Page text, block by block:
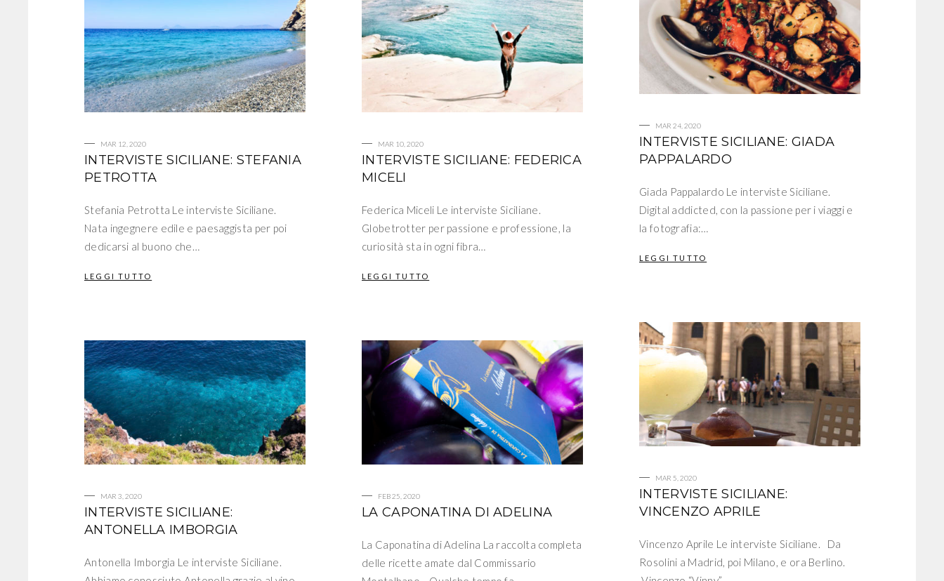
MAR 24, 2020
INTERVISTE SICILIANE: GIADA
PAPPALARDO
Giada Pappalardo Le interviste Siciliane.
Digital addicted, con la passione per i viaggi e
la fotografia:…
LEGGI TUTTO
MAR 12, 2020
INTERVISTE SICILIANE: STEFANIA
PETROTTA
Stefania Petrotta Le interviste Siciliane.
Nata ingegnere edile e paesaggista per poi
dedicarsi al buono che…
LEGGI TUTTO
MAR 10, 2020
INTERVISTE SICILIANE: FEDERICA
MICELI
Federica Miceli Le interviste Siciliane.
Globetrotter per passione e professione, la
curiosità sta in ogni fibra…
LEGGI TUTTO
MAR 5, 2020
INTERVISTE SICILIANE:
VINCENZO APRILE
Vincenzo Aprile Le interviste Siciliane. Da
Rosolini a Madrid, poi Milano, e ora Berlino.
MAR 3, 2020
INTERVISTE SICILIANE:
ANTONELLA IMBORGIA
Antonella Imborgia Le interviste Siciliane.
FEB 25, 2020
LA CAPONATINA DI ADELINA
La Caponatina di Adelina La raccolta completa
delle ricette amate dal Commissario